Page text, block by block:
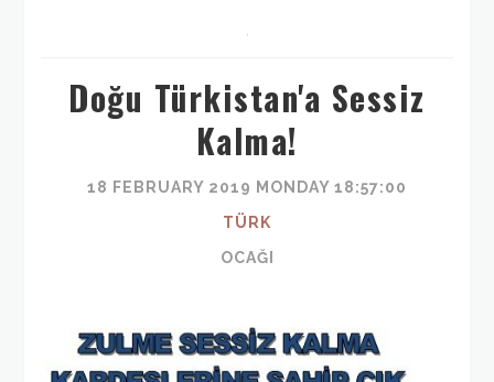
,
Doğu Türkistan'a Sessiz
Kalma!
18 FEBRUARY 2019 MONDAY 18:57:00
TÜRK
OCAĞI